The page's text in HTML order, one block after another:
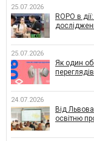
25.07.2026
ROPO в
25.07.2026
Як один
переглядів
24.07.2026
Від
освітню